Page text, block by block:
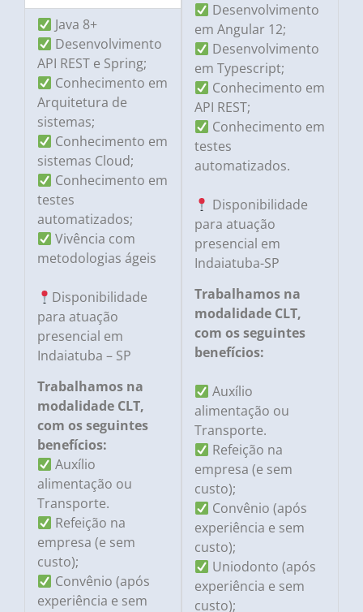
Java 8+
Desenvolvimento
API REST e Spring;
Conhecimento em
Arquitetura de
sistemas;
Conhecimento em
sistemas Cloud;
Conhecimento em
testes
automatizados;
Vivência com
metodologias ágeis
Disponibilidade
para atuação
presencial em
Indaiatuba – SP
Trabalhamos na
modalidade CLT,
com os seguintes
benefícios:
Auxílio
alimentação ou
Transporte.
Refeição na
empresa (e sem
custo);
Convênio (após
experiência e sem
Desenvolvimento
em Angular 12;
Desenvolvimento
em Typescript;
Conhecimento em
API REST;
Conhecimento em
testes
automatizados.
Disponibilidade
para atuação
presencial em
Indaiatuba-SP
Trabalhamos na
modalidade CLT,
com os seguintes
benefícios:
Auxílio
alimentação ou
Transporte.
Refeição na
empresa (e sem
custo);
Convênio (após
experiência e sem
custo);
Uniodonto (após
experiência e sem
custo);